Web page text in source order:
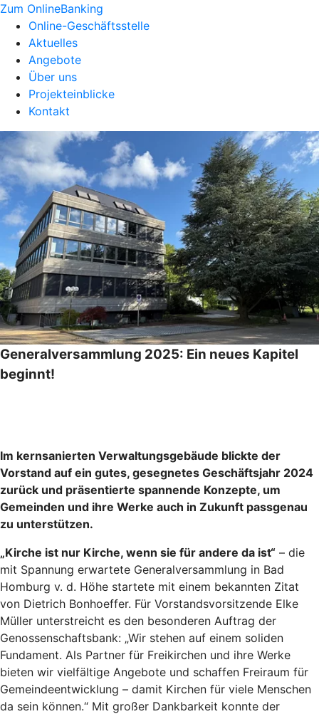
Zum OnlineBanking
Online-Geschäftsstelle
Aktuelles
Angebote
Über uns
Projekteinblicke
Kontakt
Generalversammlung 2025: Ein neues Kapitel
beginnt!
Im kernsanierten Verwaltungsgebäude blickte der
Vorstand auf ein gutes, gesegnetes Geschäftsjahr 2024
zurück und präsentierte spannende Konzepte, um
Gemeinden und ihre Werke auch in Zukunft passgenau
zu unterstützen.
„Kirche ist nur Kirche, wenn sie für andere da ist“ – die
mit Spannung erwartete Generalversammlung in Bad
Homburg v. d. Höhe startete mit einem bekannten Zitat
von Dietrich Bonhoeffer. Für Vorstandsvorsitzende Elke
Müller unterstreicht es den besonderen Auftrag der
Genossenschaftsbank: „Wir stehen auf einem soliden
Fundament. Als Partner für Freikirchen und ihre Werke
bieten wir vielfältige Angebote und schaffen Freiraum für
Gemeindeentwicklung – damit Kirchen für viele Menschen
da sein können.“ Mit großer Dankbarkeit konnte der